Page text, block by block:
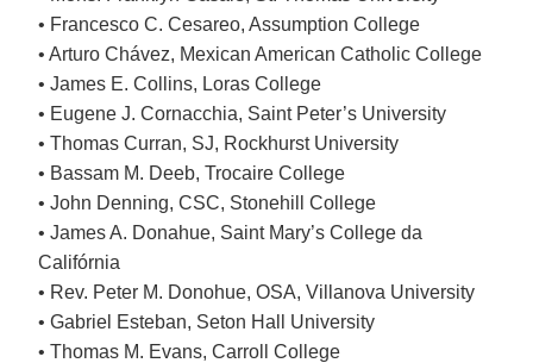
• Francesco C. Cesareo, Assumption College
• Arturo Chávez, Mexican American Catholic College
• James E. Collins, Loras College
• Eugene J. Cornacchia, Saint Peter’s University
• Thomas Curran, SJ, Rockhurst University
• Bassam M. Deeb, Trocaire College
• John Denning, CSC, Stonehill College
• James A. Donahue, Saint Mary’s College da
Califórnia
• Rev. Peter M. Donohue, OSA, Villanova University
• Gabriel Esteban, Seton Hall University
• Thomas M. Evans, Carroll College